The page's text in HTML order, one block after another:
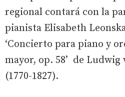
regional contará con la
pianista Elisabeth
‘Concierto para piano y
mayor, op. 58’ de Ludwig
(1770-1827).